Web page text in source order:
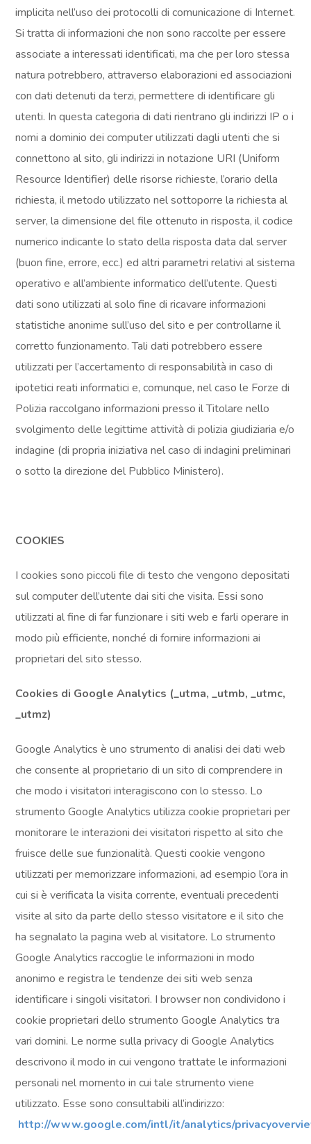
implicita nell’uso dei protocolli di comunicazione di Internet.
Si tratta di informazioni che non sono raccolte per essere
associate a interessati identificati, ma che per loro stessa
natura potrebbero, attraverso elaborazioni ed associazioni
con dati detenuti da terzi, permettere di identificare gli
utenti. In questa categoria di dati rientrano gli indirizzi IP o i
nomi a dominio dei computer utilizzati dagli utenti che si
connettono al sito, gli indirizzi in notazione URI (Uniform
Resource Identifier) delle risorse richieste, l’orario della
richiesta, il metodo utilizzato nel sottoporre la richiesta al
server, la dimensione del file ottenuto in risposta, il codice
numerico indicante lo stato della risposta data dal server
(buon fine, errore, ecc.) ed altri parametri relativi al sistema
operativo e all’ambiente informatico dell’utente. Questi
dati sono utilizzati al solo fine di ricavare informazioni
statistiche anonime sull’uso del sito e per controllarne il
corretto funzionamento. Tali dati potrebbero essere
utilizzati per l’accertamento di responsabilità in caso di
ipotetici reati informatici e, comunque, nel caso le Forze di
Polizia raccolgano informazioni presso il Titolare nello
svolgimento delle legittime attività di polizia giudiziaria e/o
indagine (di propria iniziativa nel caso di indagini preliminari
o sotto la direzione del Pubblico Ministero).
COOKIES
I cookies sono piccoli file di testo che vengono depositati
sul computer dell’utente dai siti che visita. Essi sono
utilizzati al fine di far funzionare i siti web e farli operare in
modo più efficiente, nonché di fornire informazioni ai
proprietari del sito stesso.
Cookies di Google Analytics (_utma, _utmb, _utmc,
_utmz)
Google Analytics è uno strumento di analisi dei dati web
che consente al proprietario di un sito di comprendere in
che modo i visitatori interagiscono con lo stesso. Lo
strumento Google Analytics utilizza cookie proprietari per
monitorare le interazioni dei visitatori rispetto al sito che
fruisce delle sue funzionalità. Questi cookie vengono
utilizzati per memorizzare informazioni, ad esempio l’ora in
cui si è verificata la visita corrente, eventuali precedenti
visite al sito da parte dello stesso visitatore e il sito che
ha segnalato la pagina web al visitatore. Lo strumento
Google Analytics raccoglie le informazioni in modo
anonimo e registra le tendenze dei siti web senza
identificare i singoli visitatori. I browser non condividono i
cookie proprietari dello strumento Google Analytics tra
vari domini. Le norme sulla privacy di Google Analytics
descrivono il modo in cui vengono trattate le informazioni
personali nel momento in cui tale strumento viene
utilizzato. Esse sono consultabili all’indirizzo:
http://www.google.com/intl/it/analytics/